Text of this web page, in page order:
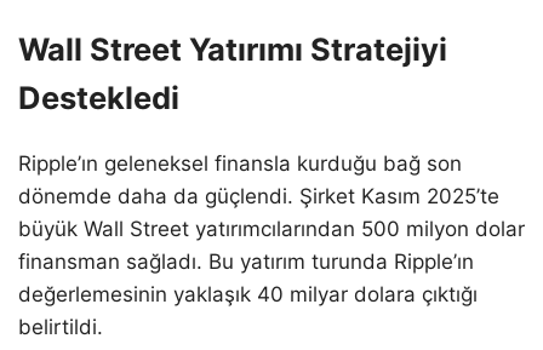
Wall Street Yatırımı Stratejiyi
Destekledi
Ripple’ın geleneksel finansla kurduğu bağ son
dönemde daha da güçlendi. Şirket Kasım 2025’te
büyük Wall Street yatırımcılarından 500 milyon dolar
finansman sağladı. Bu yatırım turunda Ripple’ın
değerlemesinin yaklaşık 40 milyar dolara çıktığı
belirtildi.